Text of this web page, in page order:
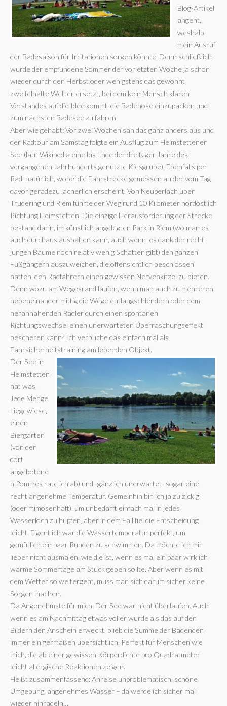
Blog-Artikel
angeht,
weshalb
mein Ausruf
der Badesaison für Irritationen sorgen könnte. Denn schließlich
wurde der empfundene Sommer der vorletzten Woche ja schon
wieder durch den Herbst oder wenigstens das gewohnt
zweifelhafte Wetter ersetzt, bei dem kein Mensch klaren
Verstandes auf die Idee kommt, die Badehose einzupacken und
zum nächsten Badesee zu fahren.
Aber wie gehabt: Vor zwei Wochen sah das ganz anders aus und
der Radtour am Samstag folgte ein Ausflug zum Heimstettener
See (laut Wikipedia eine bis Ende der dreißiger Jahre des
vergangenen Jahrhunderts genutzte Kiesgrube). Ebenfalls per
Rad, natürlich, wobei die Fahrstrecke gemessen an der vom Tag
davor geradezu lächerlich erscheint. Von Neuperlach über
Trudering und Riem führte der Weg rund 10 Kilometer nordöstlich
Richtung Heimstetten. Die einzige Herausforderung der Strecke
bestand darin, im künstlich angelegten Park in Riem (wo man es
auch durchaus aushalten kann, auch wenn es dank der recht
jungen Bäume noch relativ wenig Schatten gibt) den ganzen
Fußgängern auszuweichen, die offensichtlich beschlossen
hatten, den Radfahrern einen gewissen Nervenkitzel zu bieten.
Denn wozu am Wegesrand laufen, wenn man auch zu mehreren
nebeneinander mittig die Wege entlangschlendern oder dem
herannahenden Radler durch einen spontanen
Richtungswechsel einen unerwarteten Überraschungseffekt
bescheren kann? Ich verbuche das einfach mal als
Fahrsicherheitstraining am lebenden Objekt.
Der See in
Heimstetten
hat was.
Jede Menge
Liegewiese,
einen
Biergarten
(von den
dort
angebotene
n Pommes rate ich ab) und -gänzlich unerwartet- sogar eine
recht angenehme Temperatur. Gemeinhin bin ich ja zu zickig
(oder mimosenhaft), um unbedarft einfach mal in jedes
Wasserloch zu hüpfen, aber in dem Fall fiel die Entscheidung
leicht. Eigentlich war die Wassertemperatur perfekt, um
gemütlich ein paar Runden zu schwimmen. Da möchte ich mir
lieber nicht ausmalen, wie die ist, wenn es mal ein paar wirklich
warme Sommertage am Stück geben sollte. Aber wenn es mit
dem Wetter so weitergeht, muss man sich darum sicher keine
Sorgen machen.
Da Angenehmste für mich: Der See war nicht überlaufen. Auch
wenn es am Nachmittag etwas voller wurde als das auf den
Bildern den Anschein erweckt, blieb die Summe der Badenden
immer einigermaßen übersichtlich. Perfekt für Menschen wie
mich, die ab einer gewissen Körperdichte pro Quadratmeter
leicht allergische Reaktionen zeigen.
Heißt zusammenfassend: Anreise unproblematisch, schöne
Umgebung, angenehmes Wasser – da werde ich sicher mal
wieder hinradeln…